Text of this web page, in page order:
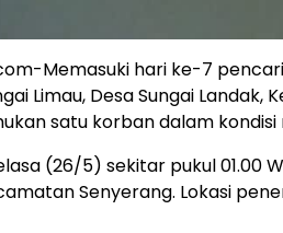
Memasuki hari ke-7
Limau, Desa Sungai
satu korban dalam kondisi
(26/5) sekitar pukul 01.00
Senyerang. Lokasi